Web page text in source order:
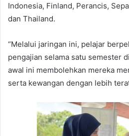
Indonesia, Finland, Perancis,
dan Thailand.
“Melalui jaringan ini, pelajar
pengajian selama satu semester
awal ini membolehkan mereka
serta kewangan dengan lebih